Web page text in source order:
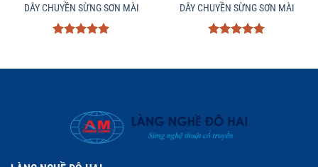
DÂY CHUYỀN SỪNG SƠN MÀI
sao
DÂY CHUYỀN SỪNG SƠN MÀI
sao